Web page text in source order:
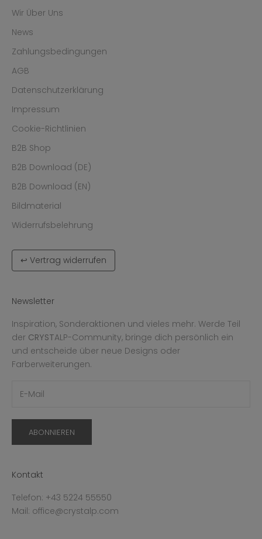
Wir Über Uns
News
Zahlungsbedingungen
AGB
Datenschutzerklärung
Impressum
Cookie-Richtlinien
B2B Shop
B2B Download (DE)
B2B Download (EN)
Bildmaterial
Widerrufsbelehrung
↩ Vertrag widerrufen
Newsletter
Inspiration, Sonderaktionen und vieles mehr. Werde Teil
der CRYSTALP-Community, bringe dich persönlich ein
und entscheide über neue Designs oder
Farberweiterungen.
ABONNIEREN
Kontakt
Telefon: +43 5224 55550
Mail: office@crystalp.com